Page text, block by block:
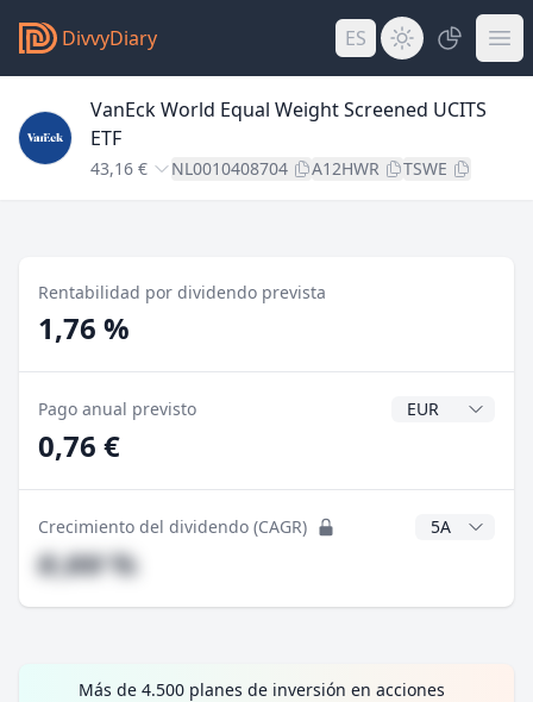
DivvyDiary ES
VanEck World Equal Weight Screened UCITS
ETF
43,16 € NL0010408704 A12HWR TSWE
Rentabilidad por dividendo prevista
1,76 %
Pago anual previsto Divisa del
0,76 €
Crecimiento del dividendo (CAGR) Años CAGR
#,## %
Más de 4.500 planes de inversión en acciones